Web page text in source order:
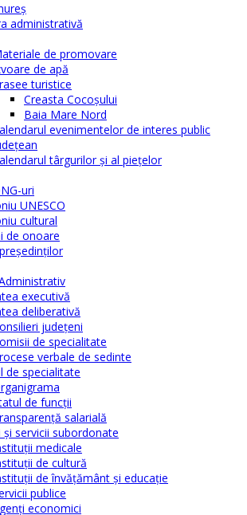
administrativă
de promovare
de apă
turistice
Creasta Cocoșului
Baia Mare Nord
evenimentelor de interes public
târgurilor şi al pieţelor
uri
UNESCO
cultural
de onoare
executivă
deliberativă
judeţeni
de specialitate
verbale de sedinte
de specialitate
de funcții
salarială
şi servicii subordonate
medicale
de cultură
de învăţământ şi educaţie
publice
economici